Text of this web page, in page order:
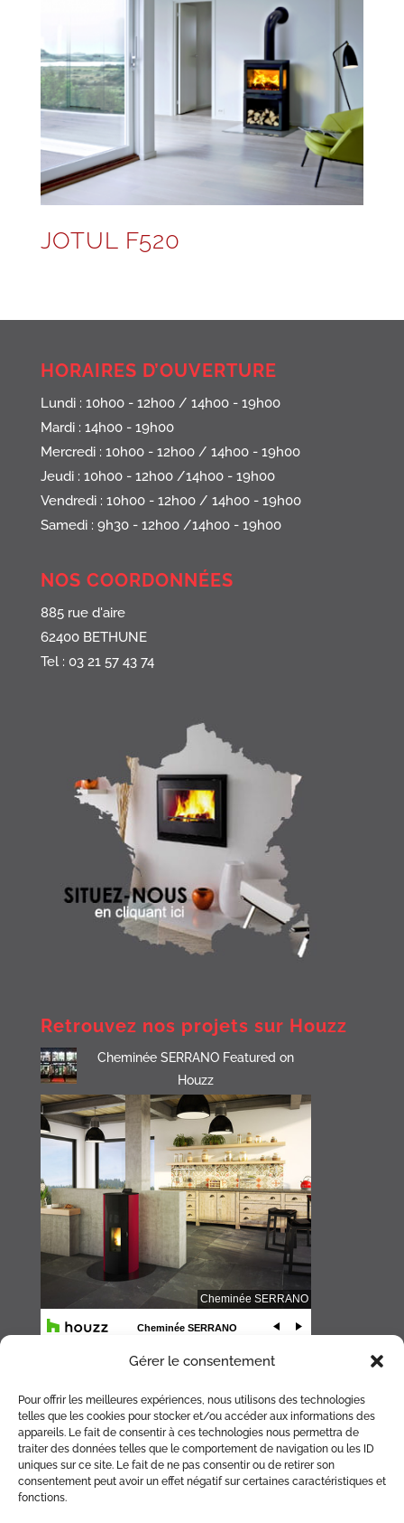
Gérer le consentement
Pour offrir les meilleures expériences, nous utilisons des technologies
telles que les cookies pour stocker et/ou accéder aux informations des
appareils. Le fait de consentir à ces technologies nous permettra de
traiter des données telles que le comportement de navigation ou les ID
uniques sur ce site. Le fait de ne pas consentir ou de retirer son
consentement peut avoir un effet négatif sur certaines caractéristiques et
fonctions.
JOTUL F520
HORAIRES D’OUVERTURE
Lundi : 10h00 - 12h00 / 14h00 - 19h00
Mardi : 14h00 - 19h00
Mercredi : 10h00 - 12h00 / 14h00 - 19h00
Jeudi : 10h00 - 12h00 /14h00 - 19h00
Vendredi : 10h00 - 12h00 / 14h00 - 19h00
Samedi : 9h30 - 12h00 /14h00 - 19h00
NOS COORDONNÉES
885 rue d'aire
62400 BETHUNE
Tel : 03 21 57 43 74
Retrouvez nos projets sur Houzz
Cheminée SERRANO Featured on
Houzz